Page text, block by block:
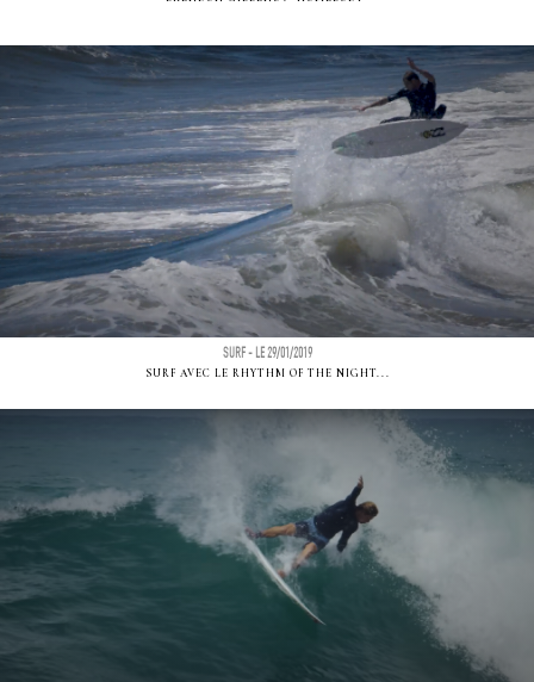
SURF - LE 29/01/2019
SURF AVEC LE RHYTHM OF THE NIGHT...